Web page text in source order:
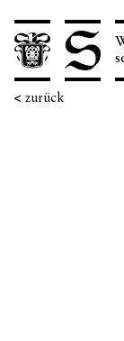
< zurück